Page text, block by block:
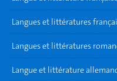
Langues et littératures
Langues et littératures
Langue et littérature